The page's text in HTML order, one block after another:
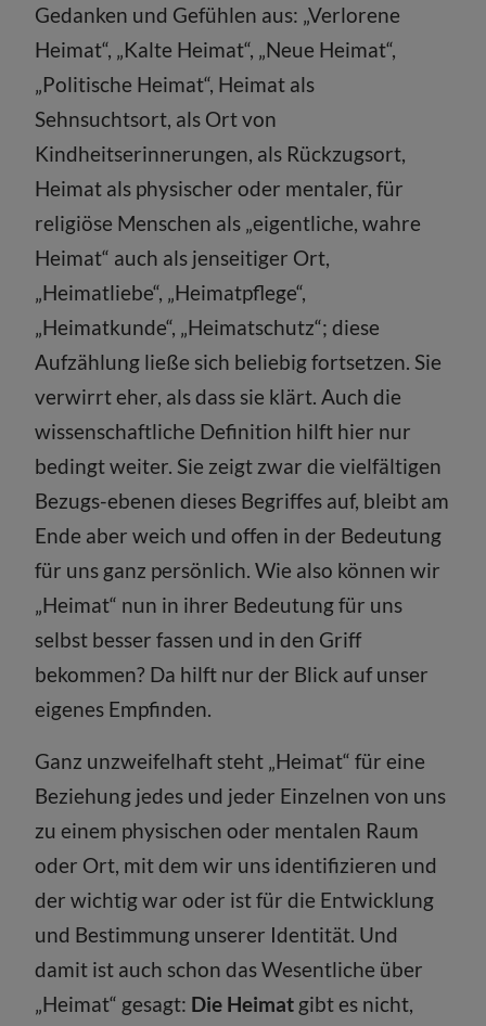
Gedanken und Gefühlen aus: „Verlorene
Heimat“, „Kalte Heimat“, „Neue Heimat“,
„Politische Heimat“, Heimat als
Sehnsuchtsort, als Ort von
Kindheitserinnerungen, als Rückzugsort,
Heimat als physischer oder mentaler, für
religiöse Menschen als „eigentliche, wahre
Heimat“ auch als jenseitiger Ort,
„Heimatliebe“, „Heimatpflege“,
„Heimatkunde“, „Heimatschutz“; diese
Aufzählung ließe sich beliebig fortsetzen. Sie
verwirrt eher, als dass sie klärt. Auch die
wissenschaftliche Definition hilft hier nur
bedingt weiter. Sie zeigt zwar die vielfältigen
Bezugs-ebenen dieses Begriffes auf, bleibt am
Ende aber weich und offen in der Bedeutung
für uns ganz persönlich. Wie also können wir
„Heimat“ nun in ihrer Bedeutung für uns
selbst besser fassen und in den Griff
bekommen? Da hilft nur der Blick auf unser
eigenes Empfinden.
Ganz unzweifelhaft steht „Heimat“ für eine
Beziehung jedes und jeder Einzelnen von uns
zu einem physischen oder mentalen Raum
oder Ort, mit dem wir uns identifizieren und
der wichtig war oder ist für die Entwicklung
und Bestimmung unserer Identität. Und
damit ist auch schon das Wesentliche über
„Heimat“ gesagt: Die Heimat gibt es nicht,